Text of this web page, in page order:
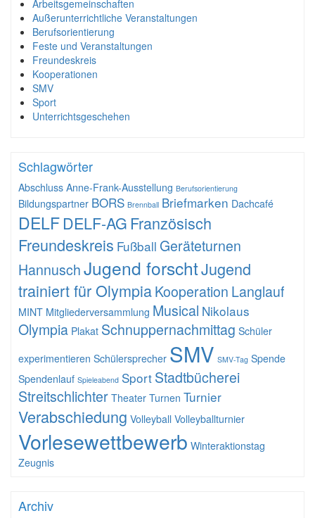
Arbeitsgemeinschaften
Außerunterrichtliche Veranstaltungen
Berufsorientierung
Feste und Veranstaltungen
Freundeskreis
Kooperationen
SMV
Sport
Unterrichtsgeschehen
Schlagwörter
Abschluss Anne-Frank-Ausstellung Berufsorientierung
Bildungspartner BORS Brennball Briefmarken Dachcafé
DELFDELF-AG Französisch
Freundeskreis Fußball Geräteturnen
HannuschJugend forschtJugend
trainiert für OlympiaKooperation Langlauf
MINT Mitgliederversammlung Musical Nikolaus
Olympia Plakat Schnuppernachmittag Schüler
experimentieren Schülersprecher SMV SMV-Tag Spende
Spendenlauf Spieleabend Sport Stadtbücherei
Streitschlichter Theater Turnen Turnier
Verabschiedung Volleyball Volleyballturnier
Vorlesewettbewerb Winteraktionstag
Zeugnis
Archiv